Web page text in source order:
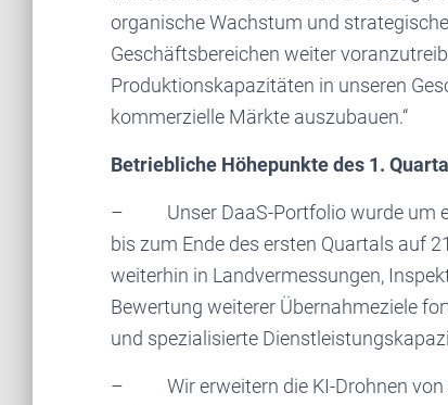
organische Wachstum und
Geschäftsbereichen weiter
Produktionskapazitäten in unseren
kommerzielle Märkte auszubauen.“
Betriebliche Höhepunkte des 1.
– Unser DaaS-Portfolio wurde um
bis zum Ende des ersten Quartals auf
weiterhin in Landvermessungen,
Bewertung weiterer Übernahmeziele
und spezialisierte
– Wir erweitern die KI-Drohnen von